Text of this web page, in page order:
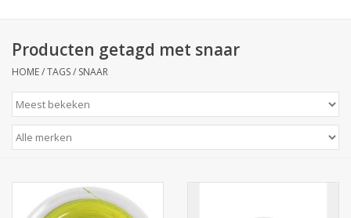
Squash
Producten getagd met snaar
HOME/TAGS/ SNAAR